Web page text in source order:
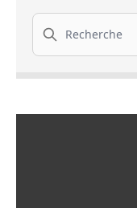
Recherche